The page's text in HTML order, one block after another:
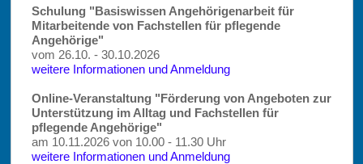
Schulung "Basiswissen Angehörigenarbeit für
Mitarbeitende von Fachstellen für pflegende
Angehörige"
vom 26.10. - 30.10.2026
weitere Informationen und Anmeldung
Online-Veranstaltung "Förderung von Angeboten zur
Unterstützung im Alltag und Fachstellen für
pflegende Angehörige"
am 10.11.2026 von 10.00 - 11.30 Uhr
weitere Informationen und Anmeldung